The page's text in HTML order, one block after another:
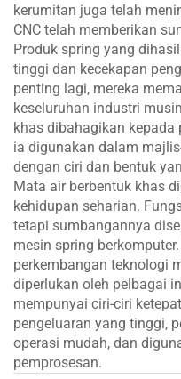
kerumitan juga telah
CNC telah memberikan
Produk spring yang
tinggi dan kecekapan
penting lagi, mereka
keseluruhan industri
khas dibahagikan kepada
ia digunakan dalam
dengan ciri dan bentuk
Mata air berbentuk khas
kehidupan seharian.
tetapi sumbangannya
mesin spring
perkembangan teknologi
diperlukan oleh pelbagai
mempunyai ciri-ciri
pengeluaran yang tinggi,
operasi mudah, dan
pemprosesan.